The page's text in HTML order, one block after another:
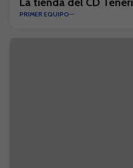
PRIMER EQUIPO